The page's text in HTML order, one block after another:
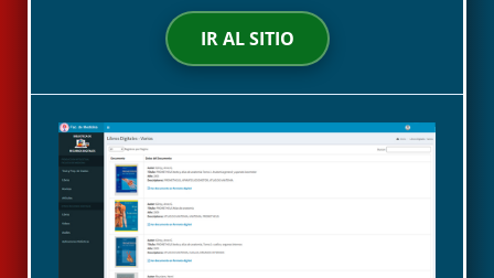
IR AL SITIO